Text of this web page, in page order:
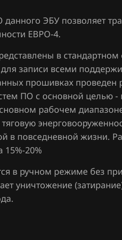
EMS 3120
EMS 3125
EMS 3130
EMS 3132
EMS 3134
EMS 3140
EMS 3150
EMS 3155
EMS 3160
ЭБУ позволяет
ЕВРО-4.
в
записи всеми
прошивках проведен
ПО с основной целью -
рабочем
в повседневной жизни.
20%
в ручном режиме без
уничтожение